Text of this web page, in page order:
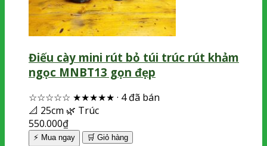
Điếu cày mini rút bỏ túi trúc rút khảm
ngọc MNBT13 gọn đẹp
☆☆☆☆☆ ★★★★★ · 4 đã bán
📐 25cm 🌿 Trúc
550.000₫
⚡ Mua ngay 🛒 Giỏ hàng